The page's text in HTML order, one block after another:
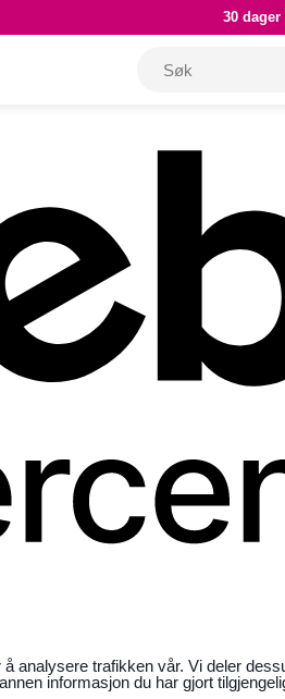
analysere trafikken vår. Vi deler
informasjon du har gjort
30 dager